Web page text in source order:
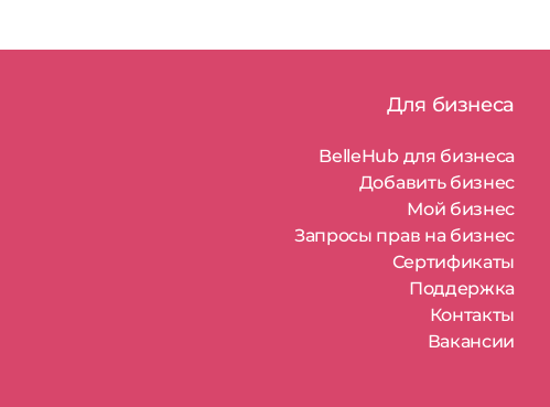
Для бизнеса
BelleHub для бизнеса
Добавить бизнес
Мой бизнес
Запросы прав на бизнес
Сертификаты
Поддержка
Контакты
Вакансии